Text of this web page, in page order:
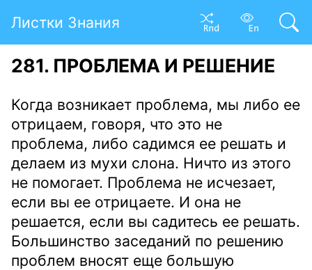
Листки Знания
281. ПРОБЛЕМА И РЕШЕНИЕ
Когда возникает проблема, мы либо ее
отрицаем, говоря, что это не
проблема, либо садимся ее решать и
делаем из мухи слона. Ничто из этого
не помогает. Проблема не исчезает,
если вы ее отрицаете. И она не
решается, если вы садитесь ее решать.
Большинство заседаний по решению
проблем вносят еще большую